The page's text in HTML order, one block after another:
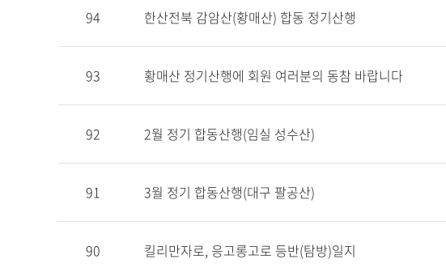
94 한산전북 감암산(황매산) 합동 정기산행
93 황매산 정기산행에 회원 여러분의 동참 바랍니다
92 2월 정기 합동산행(임실 성수산)
91 3월 정기 합동산행(대구 팔공산)
90 킬리만자로, 응고롱고로 등반(탐방)일지